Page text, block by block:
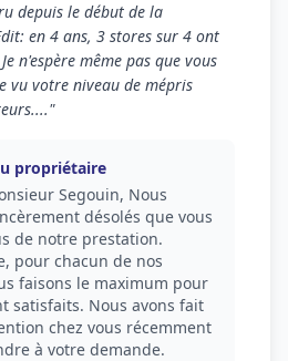
depuis le début de la
en 4 ans, 3 stores sur 4 ont
n'espère même pas que vous
vu votre niveau de mépris
propriétaire
Segouin, Nous
désolés que vous
de notre prestation.
pour chacun de nos
faisons le maximum pour
satisfaits. Nous avons fait
chez vous récemment
à votre demande.